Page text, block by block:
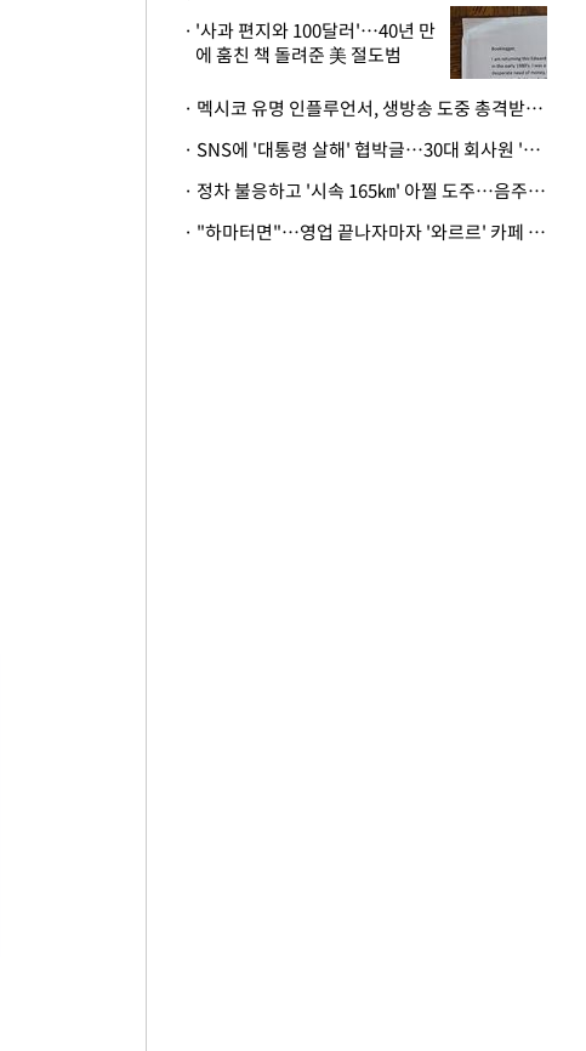
'사과 편지와 100달러'…40년 만
에 훔친 책 돌려준 美 절도범
· 멕시코 유명 인플루언서, 생방송 도중 총격받아 사망
· SNS에 '대통령 살해' 협박글…30대 회사원 '불구속 송치'
· 정차 불응하고 '시속 165㎞' 아찔 도주…음주운전자 체포
· "하마터면"…영업 끝나자마자 '와르르' 카페 테라스 덮친 대리석 외벽